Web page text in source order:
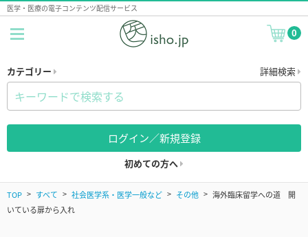
医学・医療の電子コンテンツ配信サービス
0
カテゴリー 詳細検索
ログイン／新規登録
初めての方へ
TOP すべて 社会医学系・医学一般など その他
海外臨床留学への道 開
いている扉から入れ